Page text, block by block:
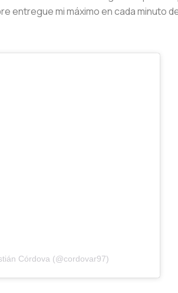
entregue mi máximo en cada minuto
Córdova (@cordovar97)